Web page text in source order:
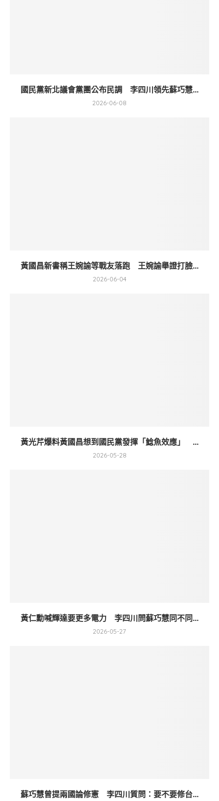
國民黨新北議會黨團公布民調 李四川領先蘇巧慧...
2026-06-08
黃國昌新書稱王婉諭等戰友落跑 王婉諭舉證打臉...
2026-06-04
黃光芹爆料黃國昌想到國民黨發揮「鯰魚效應」 ...
2026-05-28
黃仁勳喊輝達要更多電力 李四川問蘇巧慧同不同...
2026-05-27
蘇巧慧曾提兩國論修憲 李四川質問：要不要修台...